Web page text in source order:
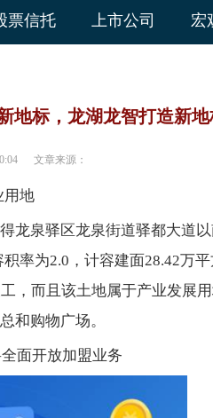
票信托 上市公司 宏
地标，龙湖龙智打造新
文章来源：
用地
龙泉驿区龙泉街道驿都大道
率为2.0，计容建面28.42万
，而且该土地属于产业发展
和购物广场。
面开放加盟业务